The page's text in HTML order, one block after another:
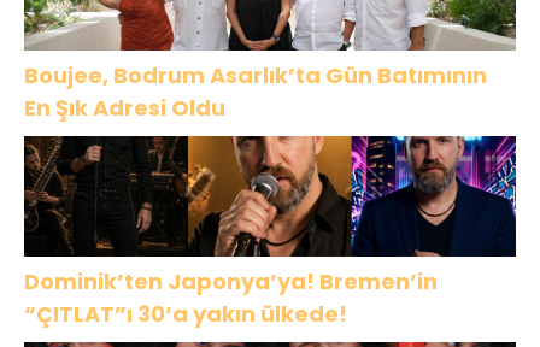
Boujee, Bodrum Asarlık’ta Gün Batımının
En Şık Adresi Oldu
Dominik’ten Japonya’ya! Bremen’in
“ÇITLAT”ı 30’a yakın ülkede!